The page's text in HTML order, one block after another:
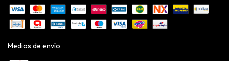
Medios de envío